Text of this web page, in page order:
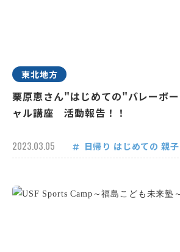
東北地方
栗原恵さん"はじめての"バレーボ
ャル講座 活動報告！！
2023.03.05 日帰り はじめての 親子